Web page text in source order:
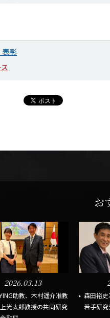
表彰
お
2026.03.13
助教、木村遥介准教
光太郎教授の共同研究
森田裕
若手研